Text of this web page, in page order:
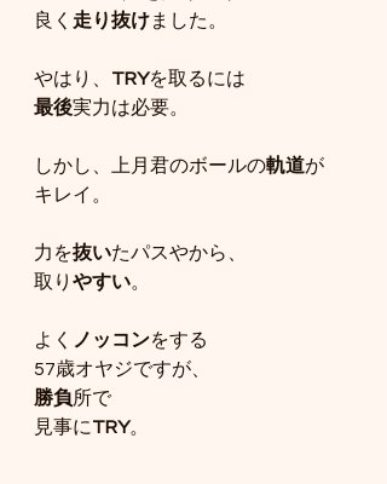
良く 走り抜けました。
やはり、 TRYを取るには
最後実力は必要。
しかし、上月君のボールの軌道が
キレイ。
力を抜いたパスやから、
取り やすい。
よく ノッコンをする
57歳オヤジですが、
勝負所で
見事にTRY。